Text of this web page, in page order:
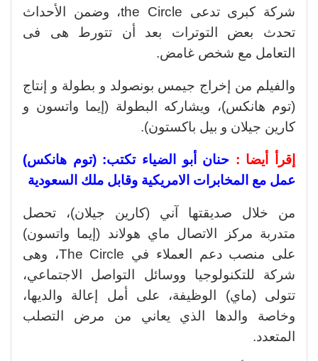
شركة كبرى تدعى the Circle، وضمن الأحداث
تحدث بعض التوترات بعد أن تتورط هى فى
التعامل مع شخص غامض.
والفيلم من إخراج جيمس بونصولد و بطولة و إنتاج
(توم هانكس)، ويشاركه البطولة (إيما واتسون و
كارين جيلان و بيل باكستون).
إقرأ أيضا : حنان أبو الضياء تكتب: (توم هانكس)
عمل مع المخابرات الامريكية وقابل ملك السعودية
من خلال صديقتها آني (كارين جيلان)، تحصل
متدربة مركز الاتصال ماي هولاند (إيما واتسون)
على منصب دعم العملاء في The Circle، وهى
شركة للتكنولوجيا ووسائل التواصل الاجتماعي،
تتولى (ماي) الوظيفة، على أمل إعالة والديها،
وخاصة والدها الذي يعاني من مرض التصلب
المتعدد.